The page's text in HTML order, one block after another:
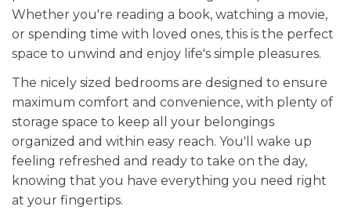
Whether you're reading a book, watching a movie,
or spending time with loved ones, this is the perfect
space to unwind and enjoy life's simple pleasures.
The nicely sized bedrooms are designed to ensure
maximum comfort and convenience, with plenty of
storage space to keep all your belongings
organized and within easy reach. You'll wake up
feeling refreshed and ready to take on the day,
knowing that you have everything you need right
at your fingertips.